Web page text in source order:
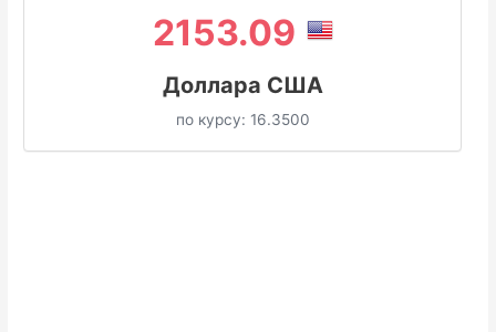
2153.09
Доллара США
по курсу: 16.3500